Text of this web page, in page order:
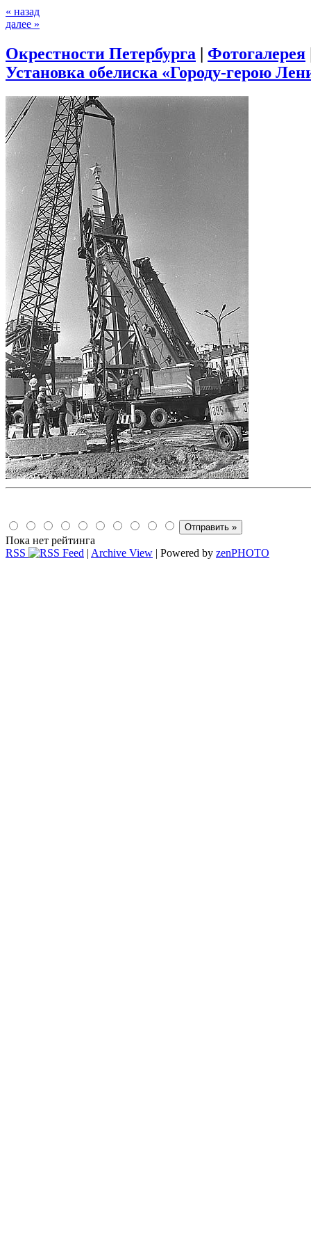
« назад
далее »
Окрестности Петербурга | Фотогалерея
Установка обелиска «Городу-герою
Пока нет рейтинга
RSS
| Archive View | Powered by zenPHOTO